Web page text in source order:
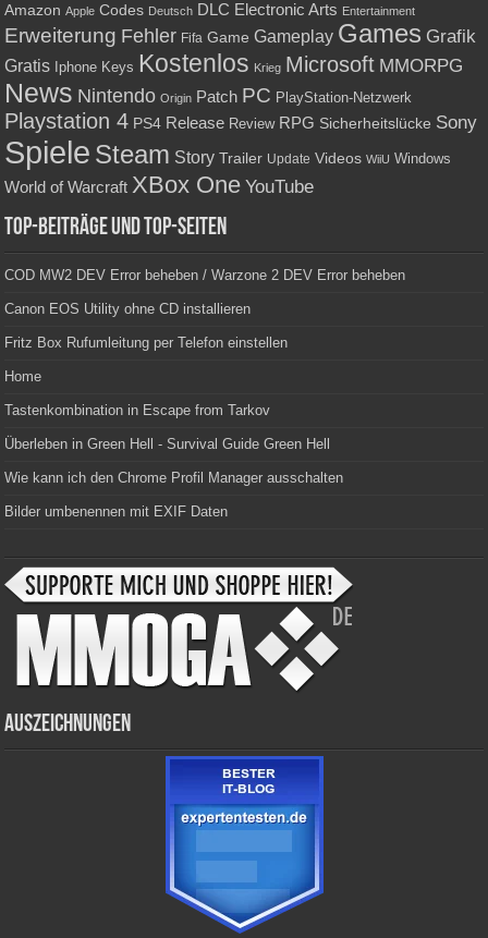
Amazon Apple Codes Deutsch DLC Electronic Arts Entertainment
Erweiterung Fehler Fifa Game Gameplay Games Grafik
Gratis Iphone Keys Kostenlos Krieg Microsoft MMORPG
News Nintendo Origin Patch PC PlayStation-Netzwerk
Playstation 4 PS4 Release Review RPG Sicherheitslücke Sony
Spiele Steam Story Trailer Update Videos WiiU Windows
World of Warcraft XBox One YouTube
Top-Beiträge und Top-Seiten
COD MW2 DEV Error beheben / Warzone 2 DEV Error beheben
Canon EOS Utility ohne CD installieren
Fritz Box Rufumleitung per Telefon einstellen
Home
Tastenkombination in Escape from Tarkov
Überleben in Green Hell - Survival Guide Green Hell
Wie kann ich den Chrome Profil Manager ausschalten
Bilder umbenennen mit EXIF Daten
Auszeichnungen